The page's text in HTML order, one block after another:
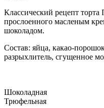
Классический рецепт
прослоенного масленым
шоколадом.
Состав: яйца, какао-
разрыхлитель, сгущенное
Шоколадная
Трюфельная